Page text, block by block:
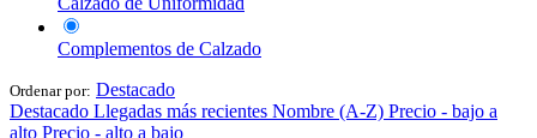
Complementos de Calzado
Ordenar por: Destacado
Destacado Llegadas más recientes Nombre (A-Z) Precio - bajo a
alto Precio - alto a bajo